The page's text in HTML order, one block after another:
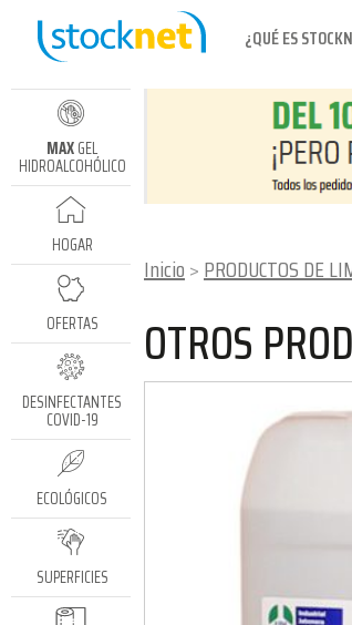
¿QUÉ ES
MAXGEL
HIDROALCOHÓLICO
HOGAR
OFERTAS
DESINFECTANTES
COVID-19
ECOLÓGICOS
SUPERFICIES
Inicio PRODUCTOS DE
OTROS